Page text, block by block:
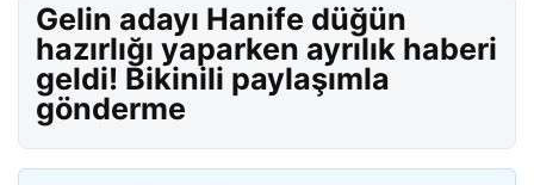
Gelin adayı Hanife düğün
hazırlığı yaparken ayrılık haberi
geldi! Bikinili paylaşımla
gönderme